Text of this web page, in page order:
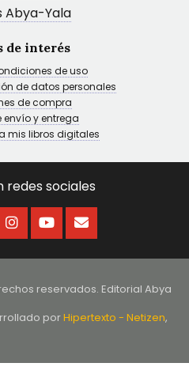
Abya-Yala
de interés
de uso
de datos personales
de compra
envío y entrega
mis libros digitales
redes sociales
reservados. Editorial Abya
porHipertexto - Netizen,